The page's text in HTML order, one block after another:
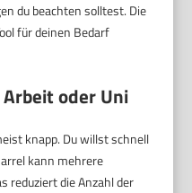
du beachten solltest. Die
für deinen Bedarf
oder Uni
knapp. Du willst schnell
kann mehrere
reduziert die Anzahl der